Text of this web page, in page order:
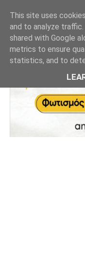
This site uses
and to analyze traffic.
shared with Google
metrics to ensure
statistics, and to